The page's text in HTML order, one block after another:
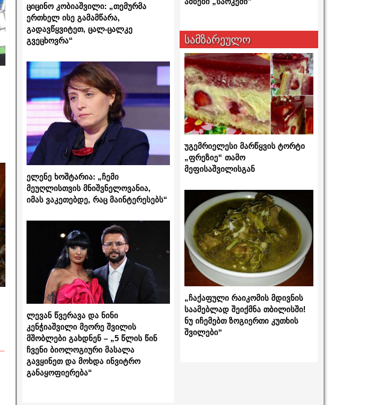
ციცინო კობიაშვილი: „თემურმა
ერთხელ ისე გამამწარა,
გადავწყვიტეთ, ცალ-ცალკე
გვეცხოვრა“
ელენე ხოშტარია: „ჩემი
მეუღლისთვის მნიშვნელოვანია,
იმას ვაკეთებდე, რაც მაინტერესებს“
ლევან წვერავა და ნინი
კენჭიაშვილი მეორე შვილის
მშობლები გახდნენ – „5 წლის წინ
ჩვენი ბიოლოგიური მასალა
გავყინეთ და მოხდა ინვიტრო
განაყოფიერება“
სამზარეულო
უგემრიელესი მარწყვის ტორტი
„ფრეზიე“ თამო
მეფისაშვილისგან
„ჩაქაფული რაიკომის მდივნის
საამებლად შეიქმნა თბილისში!
ნუ იჩემებთ ზოგიერთი კუთხის
შვილები“